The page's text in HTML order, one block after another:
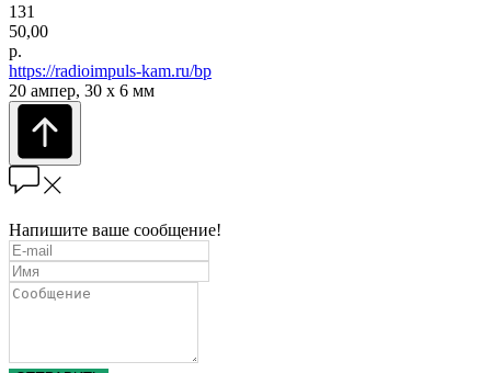
131
50,00
р.
https://radioimpuls-kam.ru/bp
20 ампер, 30 х 6 мм
Напишите ваше сообщение!